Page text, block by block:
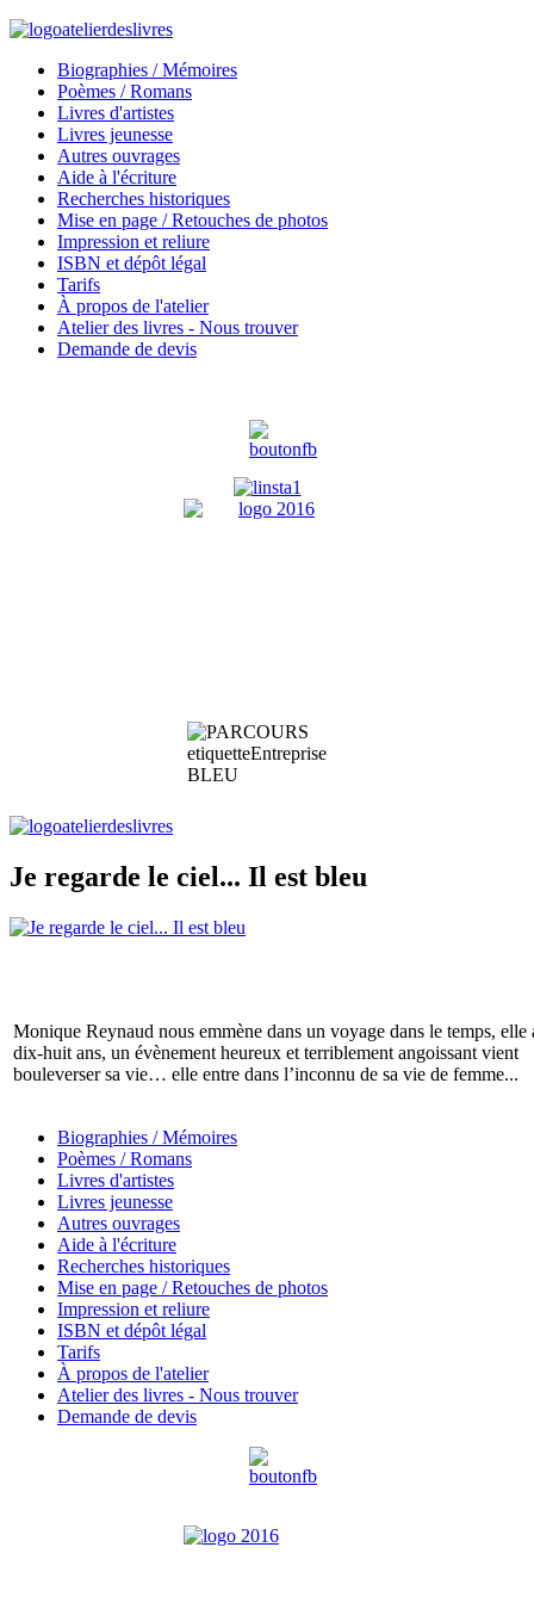
Biographies / Mémoires
Poèmes / Romans
Livres d'artistes
Livres jeunesse
Autres ouvrages
Aide à l'écriture
Recherches historiques
Mise en page / Retouches de photos
Impression et reliure
ISBN et dépôt légal
Tarifs
À propos de l'atelier
Atelier des livres - Nous trouver
Demande de devis
Je regarde le ciel... Il est bleu
Monique Reynaud nous emmène dans un voyage dans le temps, elle
dix-huit ans, un évènement heureux et terriblement angoissant vient
bouleverser sa vie… elle entre dans l’inconnu de sa vie de femme...
Biographies / Mémoires
Poèmes / Romans
Livres d'artistes
Livres jeunesse
Autres ouvrages
Aide à l'écriture
Recherches historiques
Mise en page / Retouches de photos
Impression et reliure
ISBN et dépôt légal
Tarifs
À propos de l'atelier
Atelier des livres - Nous trouver
Demande de devis